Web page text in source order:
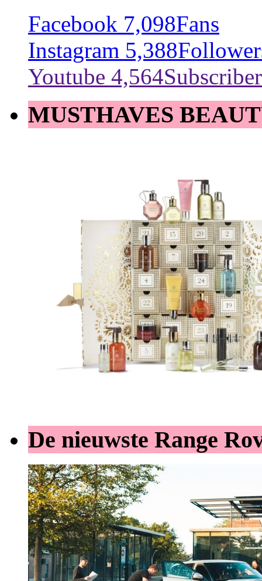
Facebook 7,098Fans
Instagram 5,388
Youtube 4,564Subscriber
MUSTHAVES
De nieuwste Range